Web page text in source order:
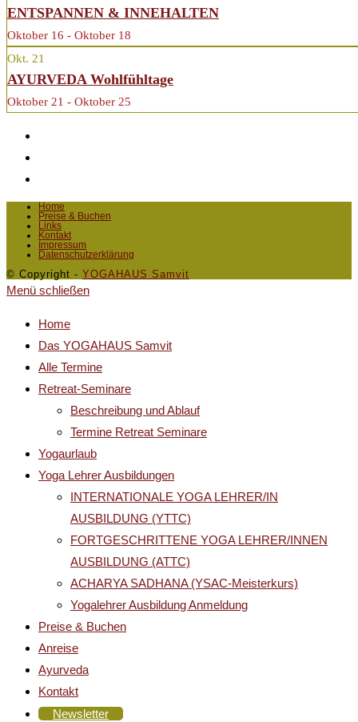
ENTSPANNEN & INNEHALTEN
Oktober 16 - Oktober 18
Okt. 21
AYURVEDA Wohlfühltage
Oktober 21 - Oktober 25
Home
Preise & Buchen
Links
Kontakt
Impressum
Datenschutzerklärung
© Copyright - YOGAHAUS Samvit
Menü schließen
Home
Das YOGAHAUS Samvit
Alle Termine
Retreat-Seminare
Beschreibung und Ablauf
Termine Retreat Seminare
Yogaurlaub
Yoga Lehrer Ausbildungen
INTERNATIONALE YOGA LEHRER/IN
AUSBILDUNG (YTTC)
FORTGESCHRITTENE YOGA LEHRER/INNEN
AUSBILDUNG (ATTC)
ACHARYA SADHANA (YSAC-Meisterkurs)
Yogalehrer Ausbildung Anmeldung
Preise & Buchen
Anreise
Ayurveda
Kontakt
Newsletter